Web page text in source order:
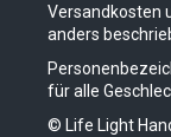
Versandkosten
anders
für alle
© Life Light